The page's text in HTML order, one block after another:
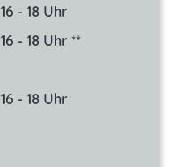
16 - 18 Uhr
16 - 18 Uhr **
16 - 18 Uhr